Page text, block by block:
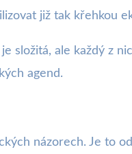
již tak křehkou
složitá, ale každý z
agend.
názorech. Je to